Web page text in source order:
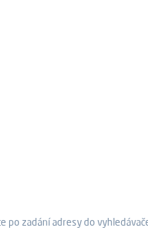
po zadání adresy do